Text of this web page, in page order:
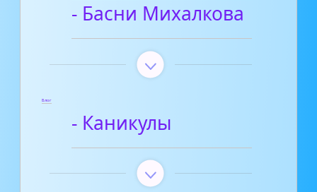
- Басни Михалкова
Блог
- Каникулы